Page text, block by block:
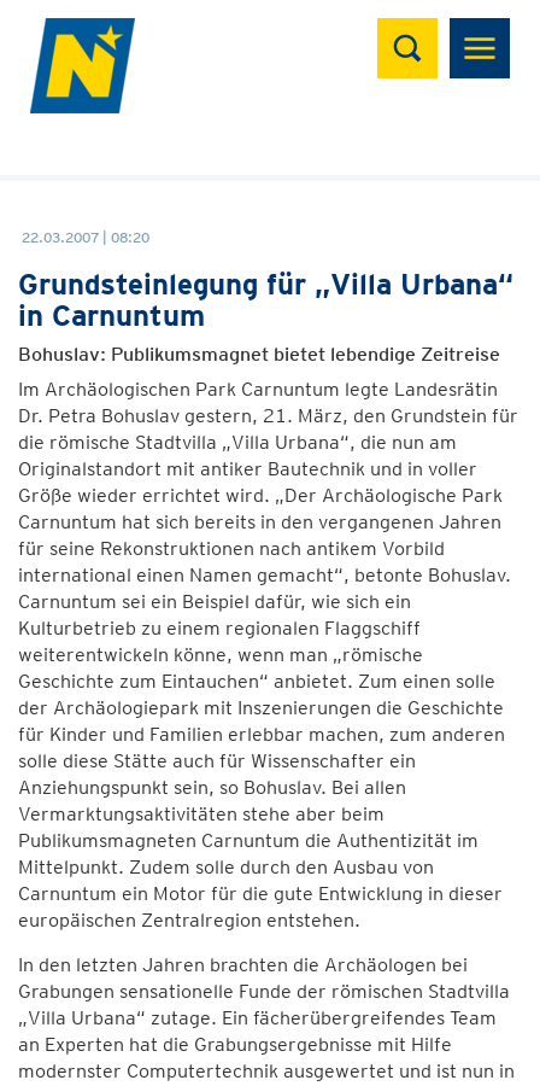
Suchen
22.03.2007 | 08:20
Grundsteinlegung für „Villa Urbana“
in Carnuntum
Bohuslav: Publikumsmagnet bietet lebendige Zeitreise
Im Archäologischen Park Carnuntum legte Landesrätin
Dr. Petra Bohuslav gestern, 21. März, den Grundstein für
die römische Stadtvilla „Villa Urbana“, die nun am
Originalstandort mit antiker Bautechnik und in voller
Größe wieder errichtet wird. „Der Archäologische Park
Carnuntum hat sich bereits in den vergangenen Jahren
für seine Rekonstruktionen nach antikem Vorbild
international einen Namen gemacht“, betonte Bohuslav.
Carnuntum sei ein Beispiel dafür, wie sich ein
Kulturbetrieb zu einem regionalen Flaggschiff
weiterentwickeln könne, wenn man „römische
Geschichte zum Eintauchen“ anbietet. Zum einen solle
der Archäologiepark mit Inszenierungen die Geschichte
für Kinder und Familien erlebbar machen, zum anderen
solle diese Stätte auch für Wissenschafter ein
Anziehungspunkt sein, so Bohuslav. Bei allen
Vermarktungsaktivitäten stehe aber beim
Publikumsmagneten Carnuntum die Authentizität im
Mittelpunkt. Zudem solle durch den Ausbau von
Carnuntum ein Motor für die gute Entwicklung in dieser
europäischen Zentralregion entstehen.
In den letzten Jahren brachten die Archäologen bei
Grabungen sensationelle Funde der römischen Stadtvilla
„Villa Urbana“ zutage. Ein fächerübergreifendes Team
an Experten hat die Grabungsergebnisse mit Hilfe
modernster Computertechnik ausgewertet und ist nun in